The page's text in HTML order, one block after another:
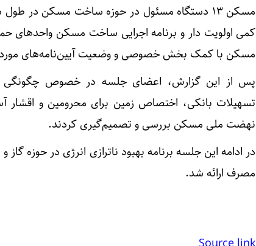
کمی اولویت دار و برنامه اجرایی ساخت مسکن واحدهای
مسکن با کمک بخش خصوصی و وضعیت آیین‌نامه‌های مورد
پس از این گزارش، اعضای جلسه در خصوص چگونگی
تسهیلات بانکی، اختصاص زمین برای محرومین و اقشار
نهضت ملی مسکن بررسی و تصمیم‌گیری کردند.
در ادامه این جلسه برنامه بهبود ناترازی انرژی در حوزه
مصرف ارائه شد.